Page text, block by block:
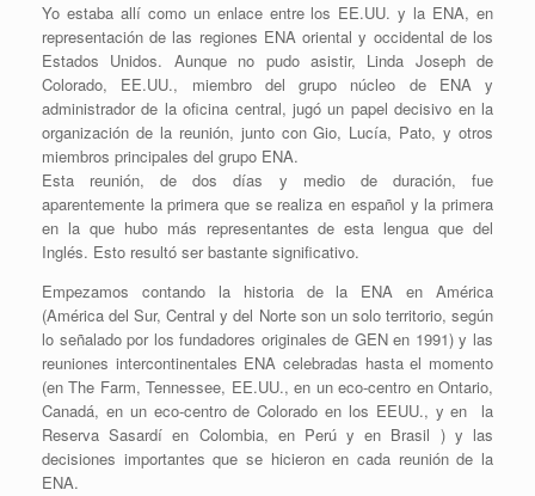
Yo estaba allí como un enlace entre los EE.UU. y la ENA, en
representación de las regiones ENA oriental y occidental de los
Estados Unidos. Aunque no pudo asistir, Linda Joseph de
Colorado, EE.UU., miembro del grupo núcleo de ENA y
administrador de la oficina central, jugó un papel decisivo en la
organización de la reunión, junto con Gio, Lucía, Pato, y otros
miembros principales del grupo ENA.
Esta reunión, de dos días y medio de duración, fue
aparentemente la primera que se realiza en español y la primera
en la que hubo más representantes de esta lengua que del
Inglés. Esto resultó ser bastante significativo.
Empezamos contando la historia de la ENA en América
(América del Sur, Central y del Norte son un solo territorio, según
lo señalado por los fundadores originales de GEN en 1991) y las
reuniones intercontinentales ENA celebradas hasta el momento
(en The Farm, Tennessee, EE.UU., en un eco-centro en Ontario,
Canadá, en un eco-centro de Colorado en los EEUU., y en la
Reserva Sasardí en Colombia, en Perú y en Brasil ) y las
decisiones importantes que se hicieron en cada reunión de la
ENA.